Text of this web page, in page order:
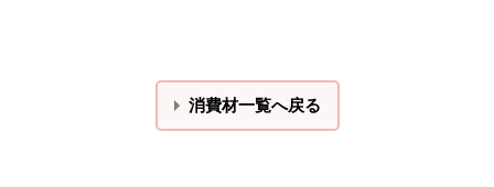
消費材一覧へ戻る